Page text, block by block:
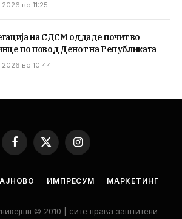
во 11:25
на СДСМ оддаде почит во
по повод Денот на Републиката
во 10:44
Facebook
X
(Twitter)
Instagram
ИМПРЕСУМ МАРКЕТИНГ
© 2010 | сите права заштитени